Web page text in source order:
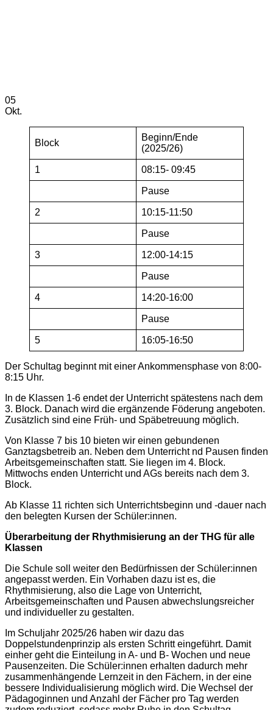
05
Okt.
Block
Beginn/Ende
(2025/26)
1 08:15- 09:45
Pause
2 10:15-11:50
Pause
3 12:00-14:15
Pause
4 14:20-16:00
Pause
5 16:05-16:50
Der Schultag beginnt mit einer Ankommensphase von 8:00-
8:15 Uhr.
In de Klassen 1-6 endet der Unterricht spätestens nach dem
3. Block. Danach wird die ergänzende Föderung angeboten.
Zusätzlich sind eine Früh- und Späbetreuung möglich.
Von Klasse 7 bis 10 bieten wir einen gebundenen
Ganztagsbetreib an. Neben dem Unterricht nd Pausen finden
Arbeitsgemeinschaften statt. Sie liegen im 4. Block.
Mittwochs enden Unterricht und AGs bereits nach dem 3.
Block.
Ab Klasse 11 richten sich Unterrichtsbeginn und -dauer nach
den belegten Kursen der Schüler:innen.
Überarbeitung der Rhythmisierung an der THG für alle
Klassen
Die Schule soll weiter den Bedürfnissen der Schüler:innen
angepasst werden. Ein Vorhaben dazu ist es, die
Rhythmisierung, also die Lage von Unterricht,
Arbeitsgemeinschaften und Pausen abwechslungsreicher
und individueller zu gestalten.
Im Schuljahr 2025/26 haben wir dazu das
Doppelstundenprinzip als ersten Schritt eingeführt. Damit
einher geht die Einteilung in A- und B- Wochen und neue
Pausenzeiten. Die Schüler:innen erhalten dadurch mehr
zusammenhängende Lernzeit in den Fächern, in der eine
bessere Individualisierung möglich wird. Die Wechsel der
Pädagoginnen und Anzahl der Fächer pro Tag werden